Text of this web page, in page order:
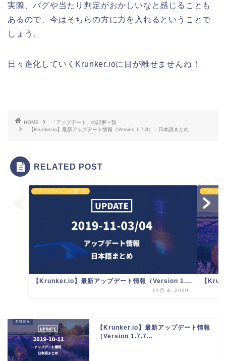
実際、バグや当たり判定がおかしいなと感じることも
あるので、今はそちらの方に力を入れるということで
しょう。
日々進化していくKrunker.ioに目が離せませんね！
HOME
「アップデート」の記事一覧
【Krunker.io】最新アップデート情報（Version 1.7.8）：日本語まとめ
RELATED POST
「アップデート」の記事一覧
【Krunker.io】最新アップデート情報（Version 1....
11月 4, 2019
「アップデ
【
【Krunker.io】最新アップデート情報
（Version 1.7.7...